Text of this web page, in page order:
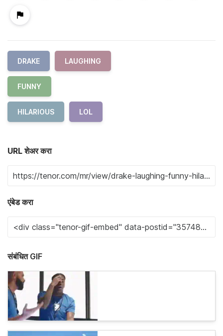
DRAKE LAUGHING
FUNNY
HILARIOUS LOL
URL शेअर करा
एंबेड करा
संबंधित GIF